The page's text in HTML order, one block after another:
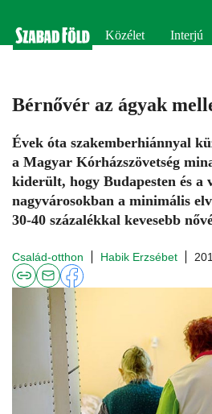
Közélet Interjú
Bérnővér az ágyak
Évek óta szakemberhiánnyal
a Magyar Kórházszövetség
kiderült, hogy Budapesten és a
nagyvárosokban a minimális
30-40 százalékkal kevesebb
Család-otthon Habik Erzsébet